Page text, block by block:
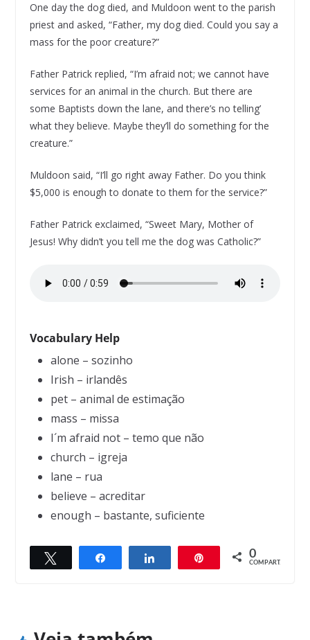
One day the dog died, and Muldoon went to the parish
priest and asked, “Father, my dog died. Could you say a
mass for the poor creature?”
Father Patrick replied, “I’m afraid not; we cannot have
services for an animal in the church. But there are
some Baptists down the lane, and there’s no telling’
what they believe. Maybe they’ll do something for the
creature.”
Muldoon said, “I’ll go right away Father. Do you think
$5,000 is enough to donate to them for the service?”
Father Patrick exclaimed, “Sweet Mary, Mother of
Jesus! Why didn’t you tell me the dog was Catholic?”
Vocabulary Help
alone – sozinho
Irish – irlandês
pet – animal de estimação
mass – missa
I´m afraid not – temo que não
church – igreja
lane – rua
believe – acreditar
enough – bastante, suficiente
Compartilhar Compartilhar 0
COMPART.
← Previous
Next →